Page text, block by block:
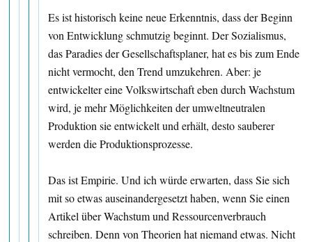
Es ist historisch keine neue Erkenntnis, dass der Beginn
von Entwicklung schmutzig beginnt. Der Sozialismus,
das Paradies der Gesellschaftsplaner, hat es bis zum Ende
nicht vermocht, den Trend umzukehren. Aber: je
entwickelter eine Volkswirtschaft eben durch Wachstum
wird, je mehr Möglichkeiten der umweltneutralen
Produktion sie entwickelt und erhält, desto sauberer
werden die Produktionsprozesse.
Das ist Empirie. Und ich würde erwarten, dass Sie sich
mit so etwas auseinandergesetzt haben, wenn Sie einen
Artikel über Wachstum und Ressourcenverbrauch
schreiben. Denn von Theorien hat niemand etwas. Nicht